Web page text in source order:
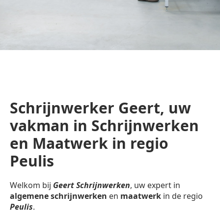
Schrijnwerker Geert, uw
vakman in Schrijnwerken
en Maatwerk in regio
Peulis
Welkom bij Geert Schrijnwerken, uw expert in
algemene schrijnwerken en maatwerk in de regio
Peulis.